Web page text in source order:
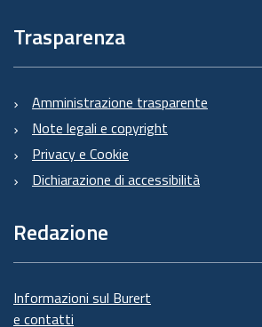
Trasparenza
Amministrazione trasparente
Note legali e copyright
Privacy e Cookie
Dichiarazione di accessibilità
Redazione
Informazioni sul Burert
e contatti